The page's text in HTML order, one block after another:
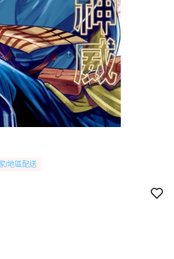
/地區配送